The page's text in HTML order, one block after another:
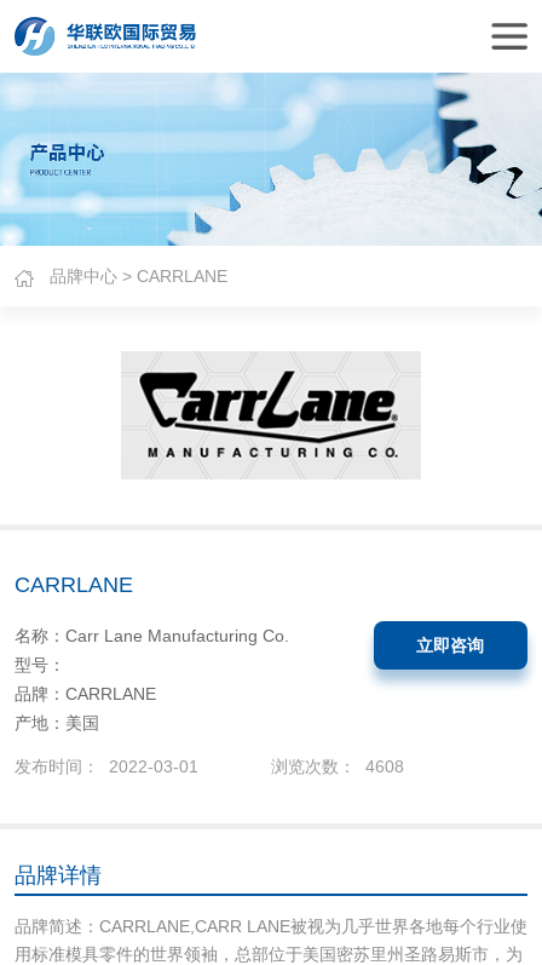
品牌中心 > CARRLANE
CARRLANE
名称：Carr Lane Manufacturing Co.
型号：
品牌：CARRLANE
产地：美国
立即咨询
发布时间： 2022-03-01 浏览次数： 4608
品牌详情
品牌简述：CARRLANE,CARR LANE被视为几乎世界各地每个行业使
用标准模具零件的世界领袖，总部位于美国密苏里州圣路易斯市，为